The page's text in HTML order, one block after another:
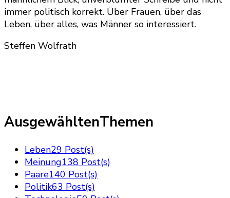
immer politisch korrekt. Über Frauen, über das
Leben, über alles, was Männer so interessiert.
Steffen Wolfrath
AusgewähltenThemen
Leben29 Post(s)
Meinung138 Post(s)
Paare140 Post(s)
Politik63 Post(s)